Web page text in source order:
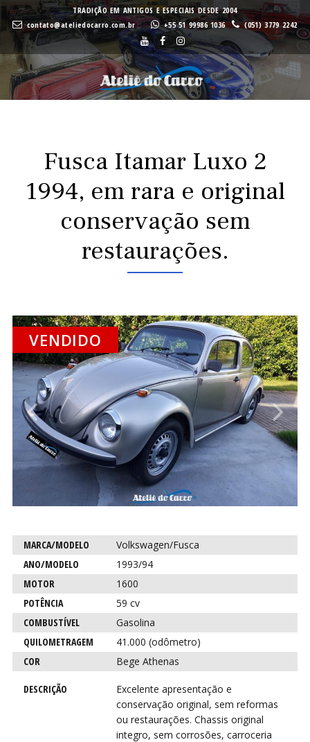
Buscar
TRADIÇÃO EM ANTIGOS E ESPECIAIS DESDE 2004
contato@ateliedocarro.com.br
+55 51 99986 1036 (051) 3779 2242
Fusca Itamar Luxo 2
1994, em rara e original
conservação sem
restaurações.
VENDIDO
Anterior
Característica
Descrição
para este
carro
MARCA/MODELO
Volkswagen/Fusca
ANO/MODELO
1993/94
MOTOR
1600
POTÊNCIA
59 cv
COMBUSTÍVEL
Gasolina
QUILOMETRAGEM
41.000 (odômetro)
COR
Bege Athenas
DESCRIÇÃO
Excelente apresentação e
conservação original, sem reformas
ou restaurações. Chassis original
integro, sem corrosões, carroceria